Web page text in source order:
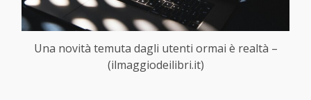
Una novità temuta dagli utenti ormai è realtà –
(ilmaggiodeilibri.it)